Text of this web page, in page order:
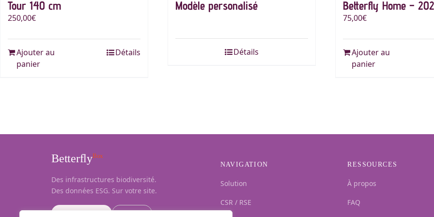
Tour 140 cm
250,00€
Ajouter au
panier
Détails
Modèle personalisé
Détails
Betterfly Home –
75,00€
Ajouter au
panier
BetterflyBox
Des infrastructures biodiversité.
Des données ESG. Sur votre site.
Validé Biotope Suivi ULB
NAVIGATION
Solution
CSR / RSE
RESSOURCES
À propos
FAQ